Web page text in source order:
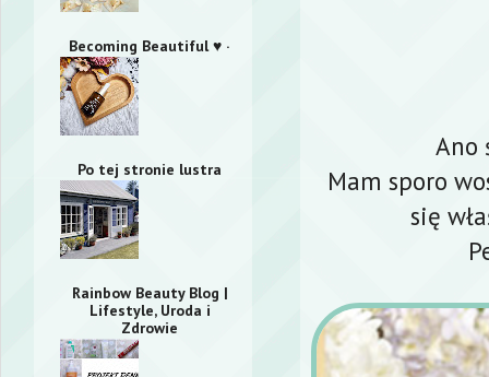
Ano
Mam sporo
się
Becoming Beautiful ♥ ·
Po tej stronie lustra
Rainbow Beauty Blog |
Lifestyle, Uroda i
Zdrowie